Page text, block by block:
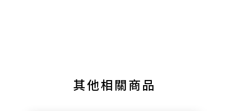
其他相關商品